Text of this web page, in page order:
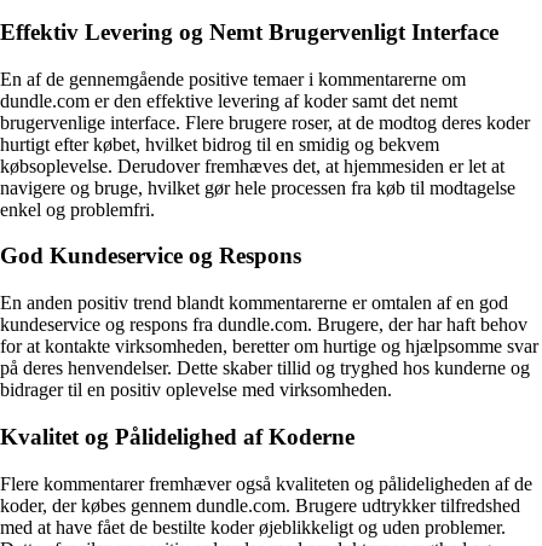
Effektiv Levering og Nemt Brugervenligt Interface
En af de gennemgående positive temaer i kommentarerne om
dundle.com er den effektive levering af koder samt det nemt
brugervenlige interface. Flere brugere roser, at de modtog deres koder
hurtigt efter købet, hvilket bidrog til en smidig og bekvem
købsoplevelse. Derudover fremhæves det, at hjemmesiden er let at
navigere og bruge, hvilket gør hele processen fra køb til modtagelse
enkel og problemfri.
God Kundeservice og Respons
En anden positiv trend blandt kommentarerne er omtalen af en god
kundeservice og respons fra dundle.com. Brugere, der har haft behov
for at kontakte virksomheden, beretter om hurtige og hjælpsomme svar
på deres henvendelser. Dette skaber tillid og tryghed hos kunderne og
bidrager til en positiv oplevelse med virksomheden.
Kvalitet og Pålidelighed af Koderne
Flere kommentarer fremhæver også kvaliteten og pålideligheden af de
koder, der købes gennem dundle.com. Brugere udtrykker tilfredshed
med at have fået de bestilte koder øjeblikkeligt og uden problemer.